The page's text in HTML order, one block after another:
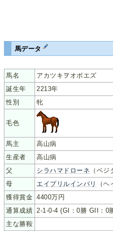
馬データ
馬名
アカツキヲオボエズ
誕生年
2213年
性別
牝
毛色
馬主
高山病
生産者
高山病
父
シラハマドローネ （ベ
母
エイプリルインパリ
（ヘ
獲得賞金 4400万円
通算成績 2-1-0-4 (GI：0勝 GII：0
主な勝鞍